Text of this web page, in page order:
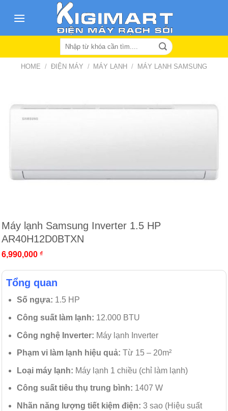
Search
HOME / ĐIỆN MÁY / MÁY LẠNH / MÁY LẠNH SAMSUNG
Máy lạnh Samsung Inverter 1.5 HP
AR40H12D0BTXN
6,990,000 ₫
Tổng quan
Số ngựa: 1.5 HP
Công suất làm lạnh: 12.000 BTU
Công nghệ Inverter: Máy lạnh Inverter
Phạm vi làm lạnh hiệu quả: Từ 15 – 20m²
Loại máy lạnh: Máy lạnh 1 chiều (chỉ làm lạnh)
Công suất tiêu thụ trung bình: 1407 W
Nhãn năng lượng tiết kiệm điện: 3 sao (Hiệu suất